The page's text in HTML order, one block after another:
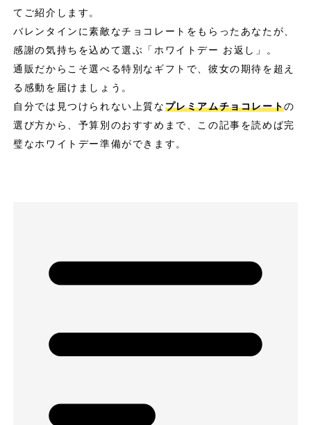
てご紹介します。
バレンタインに素敵なチョコレートをもらったあなたが、
感謝の気持ちを込めて選ぶ「ホワイトデー お返し」。
通販だからこそ選べる特別なギフトで、彼女の期待を超え
る感動を届けましょう。
自分では見つけられない上質なプレミアムチョコレートの
選び方から、予算別のおすすめまで、この記事を読めば完
璧なホワイトデー準備ができます。